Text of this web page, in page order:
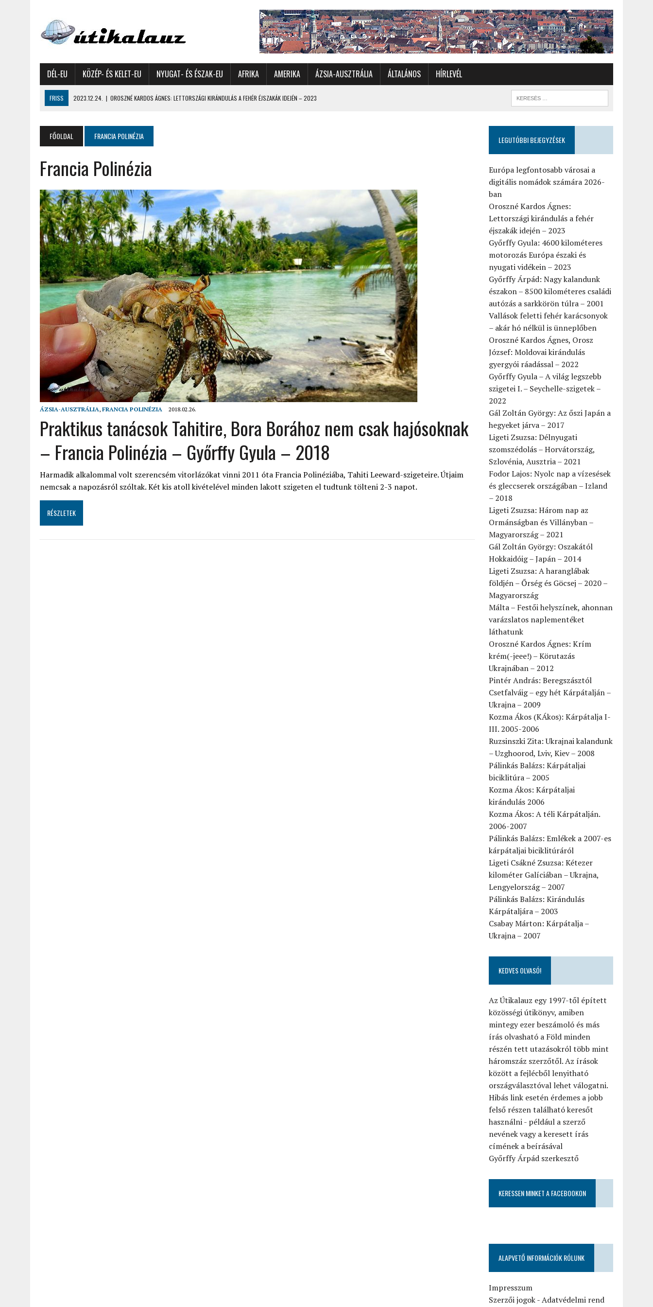
DÉL-EU KÖZÉP- ÉS KELET-EU NYUGAT- ÉS ÉSZAK-EU AFRIKA AMERIKA ÁZSIA-AUSZTRÁLIA ÁLTALÁNOS HÍRLEVÉL
FRISS 2023.12.24. | OROSZNÉ KARDOS ÁGNES: LETTORSZÁGI KIRÁNDULÁS A FEHÉR ÉJSZAKÁK IDEJÉN – 2023
2023.11.17.
GYŐRFFY ÁRPÁD: NAGY KALANDUNK ÉSZAKON – 8500 KILOMÉTERES CSALÁDI AUTÓZÁS A SARKKÖRÖN TÚLRA – 2001
2022.12.21. | VALLÁSOK FELETTI FEHÉR KARÁCSONYOK – AKÁR HÓ NÉLKÜL IS ÜNNEPLŐBEN
|
OROSZNÉ KARDOS ÁGNES, OROSZ JÓZSEF: MOLDOVAI KIRÁNDULÁS GYERGYÓI RÁADÁSSAL – 2022
2022.03.08. | GYŐRFFY GYULA – A VILÁG LEGSZEBB SZIGETEI I. – SEYCHELLE-SZIGETEK – 2022
2022.02.26. | GÁL ZOLTÁN GYÖRGY: AZ ŐSZI JAPÁN A HEGYEKET JÁRVA – 2017
2022.02.24. | LIGETI ZSUZSA: DÉLNYUGATI SZOMSZÉDOLÁS – HORVÁTORSZÁG, SZLOVÉNIA, AUSZTRIA – 2021
2022.02.12. | FODOR LAJOS: NYOLC NAP A VÍZESÉSEK ÉS GLECCSEREK ORSZÁGÁBAN – IZLAND – 2018
2026.04.01. | EURÓPA LEGFONTOSABB VÁROSAI A DIGITÁLIS NOMÁDOK SZÁMÁRA 2026-BAN
FŐOLDAL FRANCIA POLINÉZIA
Francia Polinézia
ÁZSIA-AUSZTRÁLIA, FRANCIA POLINÉZIA 2018.02.26.
Praktikus tanácsok Tahitire, Bora Borához nem csak hajósoknak
– Francia Polinézia – Győrffy Gyula – 2018
Harmadik alkalommal volt szerencsém vitorlázókat vinni 2011 óta Francia Polinéziába, Tahiti Leeward-szigeteire. Útjaim
nemcsak a napozásról szóltak. Két kis atoll kivételével minden lakott szigeten el tudtunk tölteni 2-3 napot.
RÉSZLETEK
LEGUTÓBBI BEJEGYZÉSEK
Európa legfontosabb városai a
digitális nomádok számára 2026-
ban
Oroszné Kardos Ágnes:
Lettországi kirándulás a fehér
éjszakák idején – 2023
Győrffy Gyula: 4600 kilométeres
motorozás Európa északi és
nyugati vidékein – 2023
Győrffy Árpád: Nagy kalandunk
északon – 8500 kilométeres családi
autózás a sarkkörön túlra – 2001
Vallások feletti fehér karácsonyok
– akár hó nélkül is ünneplőben
Oroszné Kardos Ágnes, Orosz
József: Moldovai kirándulás
gyergyói ráadással – 2022
Győrffy Gyula – A világ legszebb
szigetei I. – Seychelle-szigetek –
2022
Gál Zoltán György: Az őszi Japán a
hegyeket járva – 2017
Ligeti Zsuzsa: Délnyugati
szomszédolás – Horvátország,
Szlovénia, Ausztria – 2021
Fodor Lajos: Nyolc nap a vízesések
és gleccserek országában – Izland
– 2018
Ligeti Zsuzsa: Három nap az
Ormánságban és Villányban –
Magyarország – 2021
Gál Zoltán György: Oszakától
Hokkaidóig – Japán – 2014
Ligeti Zsuzsa: A haranglábak
földjén – Őrség és Göcsej – 2020 –
Magyarország
Málta – Festői helyszínek, ahonnan
varázslatos naplementéket
láthatunk
Oroszné Kardos Ágnes: Krím
krém(-jeee!) – Körutazás
Ukrajnában – 2012
Pintér András: Beregszásztól
Csetfalváig – egy hét Kárpátalján –
Ukrajna – 2009
Kozma Ákos (KÁkos): Kárpátalja I-
III. 2005-2006
Ruzsinszki Zita: Ukrajnai kalandunk
– Uzghoorod, Lviv, Kiev – 2008
Pálinkás Balázs: Kárpátaljai
biciklitúra – 2005
Kozma Ákos: Kárpátaljai
kirándulás 2006
Kozma Ákos: A téli Kárpátalján.
2006-2007
Pálinkás Balázs: Emlékek a 2007-es
kárpátaljai biciklitúráról
Ligeti Csákné Zsuzsa: Kétezer
kilométer Galíciában – Ukrajna,
Lengyelország – 2007
Pálinkás Balázs: Kirándulás
Kárpátaljára – 2003
Csabay Márton: Kárpátalja –
Ukrajna – 2007
KEDVES OLVASÓ!
Az Útikalauz egy 1997-től épített
közösségi útikönyv, amiben
mintegy ezer beszámoló és más
írás olvasható a Föld minden
részén tett utazásokról több mint
háromszáz szerzőtől. Az írások
között a fejlécből lenyitható
országválasztóval lehet válogatni.
Hibás link esetén érdemes a jobb
felső részen található keresőt
használni - például a szerző
nevének vagy a keresett írás
címének a beírásával
Győrffy Árpád szerkesztő
KERESSEN MINKET A FACEBOOKON
ALAPVETŐ INFORMÁCIÓK RÓLUNK
Impresszum
Szerzői jogok-Adatvédelmi rend